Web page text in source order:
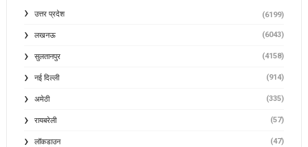
उत्तर प्रदेश (6199)
लखनऊ (6043)
सुलतानपुर (4158)
नई दिल्ली (914)
अमेठी (335)
रायबरेली (57)
लॉकडाउन (47)